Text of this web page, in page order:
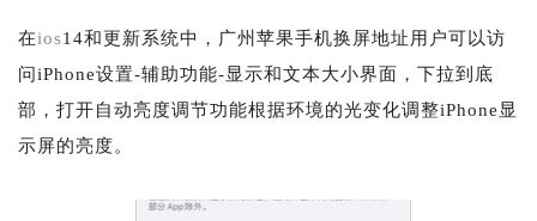
在ios14和更新系统中，广州苹果手机换屏地址用户可以访
问iPhone设置-辅助功能-显示和文本大小界面，下拉到底
部，打开自动亮度调节功能根据环境的光变化调整iPhone显
示屏的亮度。